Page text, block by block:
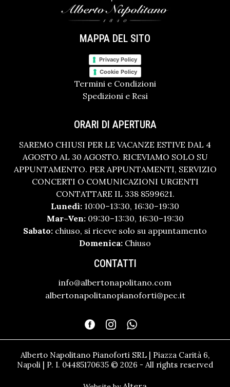
MAPPA DEL SITO
Privacy Policy
Cookie Policy
Termini e Condizioni
Spedizioni e Resi
ORARI DI APERTURA
SAREMO CHIUSI PER LE VACANZE ESTIVE DAL 4
AGOSTO AL 30 AGOSTO. RICEVIAMO SOLO SU
APPUNTAMENTO. PER APPUNTAMENTI, SERVIZIO
CONCERTI O COMUNICAZIONI URGENTI
CONTATTARE IL 338 8599621.
Lunedì: 10:00–13:30, 16:30–19:30
Mar–Ven:09:30–13:30, 16:30–19:30
Sabato: chiuso, si riceve solo su appuntamento
Domenica: Chiuso
CONTATTI
info@albertonapolitano.com
albertonapolitanopianoforti@pec.it
Alberto Napolitano Pianoforti SRL | Piazza Carità 6,
Napoli | P. I. 04485170635 © 2026 - All rights reserved